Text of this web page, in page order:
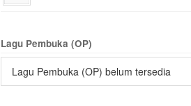
Lagu Pembuka (OP)
Lagu Pembuka (OP) belum tersedia